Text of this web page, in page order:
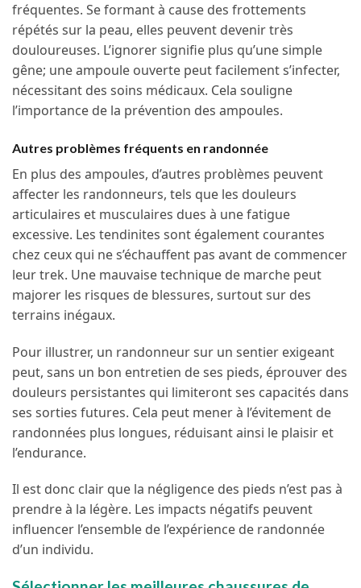
fréquentes. Se formant à cause des frottements
répétés sur la peau, elles peuvent devenir très
douloureuses. L’ignorer signifie plus qu’une simple
gêne; une ampoule ouverte peut facilement s’infecter,
nécessitant des soins médicaux. Cela souligne
l’importance de la prévention des ampoules.
Autres problèmes fréquents en randonnée
En plus des ampoules, d’autres problèmes peuvent
affecter les randonneurs, tels que les douleurs
articulaires et musculaires dues à une fatigue
excessive. Les tendinites sont également courantes
chez ceux qui ne s’échauffent pas avant de commencer
leur trek. Une mauvaise technique de marche peut
majorer les risques de blessures, surtout sur des
terrains inégaux.
Pour illustrer, un randonneur sur un sentier exigeant
peut, sans un bon entretien de ses pieds, éprouver des
douleurs persistantes qui limiteront ses capacités dans
ses sorties futures. Cela peut mener à l’évitement de
randonnées plus longues, réduisant ainsi le plaisir et
l’endurance.
Il est donc clair que la négligence des pieds n’est pas à
prendre à la légère. Les impacts négatifs peuvent
influencer l’ensemble de l’expérience de randonnée
d’un individu.